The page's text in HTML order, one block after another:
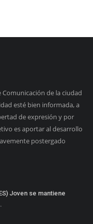
de la ciudad
esté bien informada, a
de expresión y por
es aportar al desarrollo
postergado
Joven se mantiene